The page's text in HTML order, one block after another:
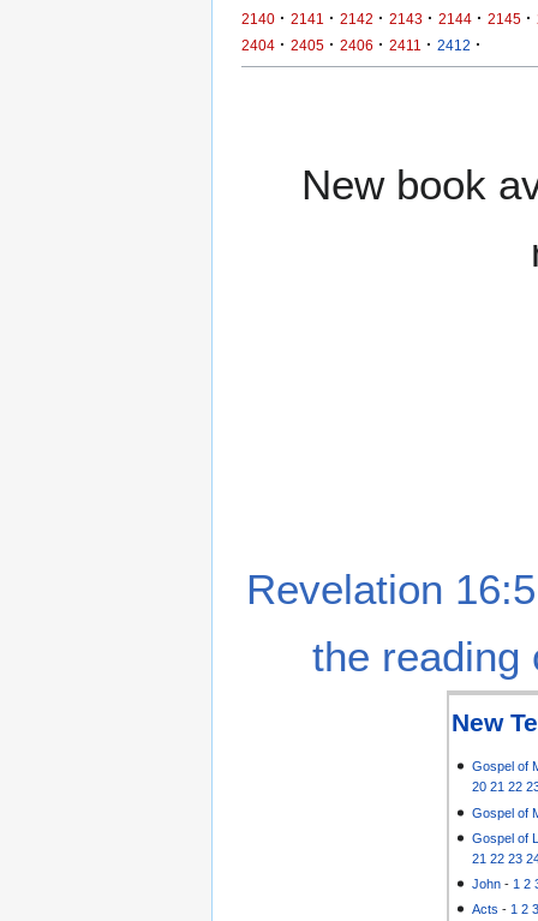
2140 · 2141 · 2142 · 2143 · 2144 · 2145 ·
2404 · 2405 · 2406 · 2411 · 2412 ·
New book
Revelation
the reading
New
Gospel of
20 21 22
Gospel of
Gospel of
21 22 23
John - 1 2
Acts - 1 2